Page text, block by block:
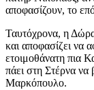
αποφασίζουν, το
Ταυτόχρονα, η Δώρα
και αποφασίζει να
ετοιμοθάνατη πια
πάει στη Στέρνα να
Μαρκόπουλο.